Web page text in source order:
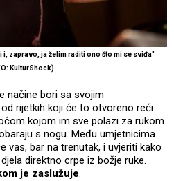
i, zapravo, ja želim raditi ono što mi se sviđa"
KulturShock)
načine bori sa svojim
rijetkih koji će to otvoreno reći.
kojom im sve polazi za rukom.
s nogu. Među umjetnicima
vas, bar na trenutak, i uvjeriti kako
direktno crpe iz božje ruke.
je zaslužuje.